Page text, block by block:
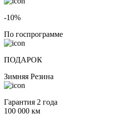
-10%
По госпрограмме
ПОДАРОК
Зимняя Резина
Гарантия 2 года
100 000 км